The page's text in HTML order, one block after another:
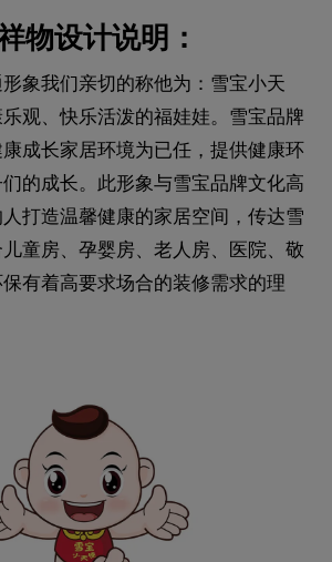
物设计说明：
象我们亲切的称他为：雪宝小天
观、快乐活泼的福娃娃。雪宝品牌
成长家居环境为已任，提供健康环
的成长。此形象与雪宝品牌文化高
打造温馨健康的家居空间，传达雪
童房、孕婴房、老人房、医院、敬
有着高要求场合的装修需求的理